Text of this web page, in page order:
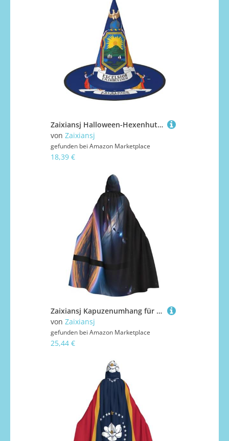
Zaixiansj Halloween-Hexenhut, Motiv: New Yorker Flagge, Kostüm, Kopfbedeckung, Erwachsene, gruseliger Hut, Festival-Kopfbedeckung
von Zaixiansj
gefunden bei Amazon Marketplace
18,39 €
Zaixiansj Kapuzenumhang für Erwachsene, für Halloween-Party, Cosplay, ein faszinierender Universum-Druck, Kapuzenmantel, Kostüm, Umhang, Zubehör
von Zaixiansj
gefunden bei Amazon Marketplace
25,44 €